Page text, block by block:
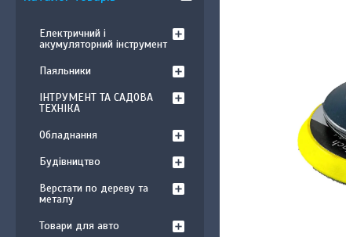
Електричний і
акумуляторний інструмент
Паяльники
ІНТРУМЕНТ ТА САДОВА
ТЕХНІКА
Обладнання
Будівництво
Верстати по дереву та
металу
Товари для авто